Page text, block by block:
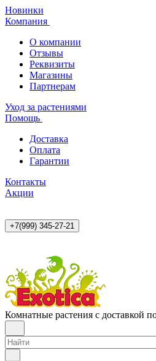
Новинки
Компания
О компании
Отзывы
Реквизиты
Магазины
Партнерам
Уход за растениями
Помощь
Доставка
Оплата
Гарантии
Контакты
Акции
+7(999) 345-27-21
Комнатные растения с доставкой